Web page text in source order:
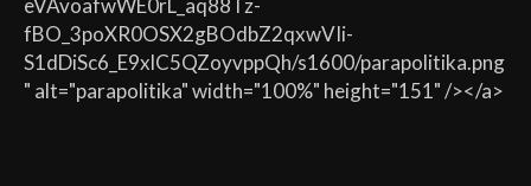
eVAvoafwWE0rL_aq88Tz-
fBO_3poXR0OSX2gBOdbZ2qxwVIi-
S1dDiSc6_E9xlC5QZoyvppQh/s1600/parapolitika.png
" alt="parapolitika" width="100%" height="151" /></a>